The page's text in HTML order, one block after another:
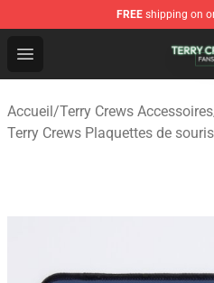
FREE shipping on
Open menu
Terry Crews Shop -
Accueil/Terry Crews Accessoires
Terry Crews Plaquettes de souris